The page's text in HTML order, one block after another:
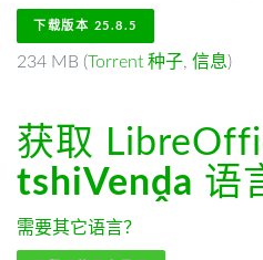
下载版本 25.8.5
234 MB (Torrent 种子, 信息)
获取
tshiVenḓa 语
需要其它语言？